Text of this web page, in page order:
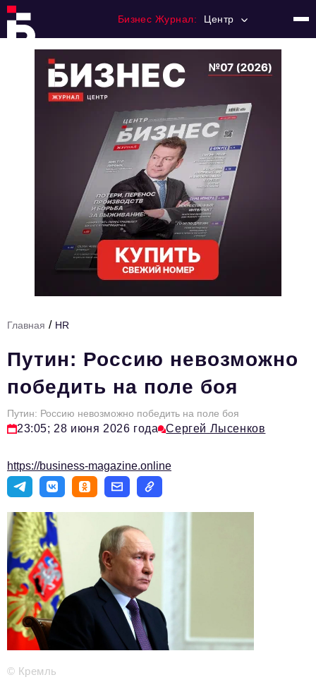
Бизнес Журнал: Центр
Регулирование
Премия "Тульский Бизнес"
История тульского предпринимательства
Тема номера
HR
Персона номера
Технологии и тренды
Туризм
Импортозамещение
Мероприятия
Авторские материалы
Видео
Телефон редакции: +7 495 727-01-67
Главная / HR
Путин: Россию невозможно
победить на поле боя
Путин: Россию невозможно победить на поле боя
23:05; 28 июня 2026 года Сергей Лысенков
https://business-magazine.online
© Кремль